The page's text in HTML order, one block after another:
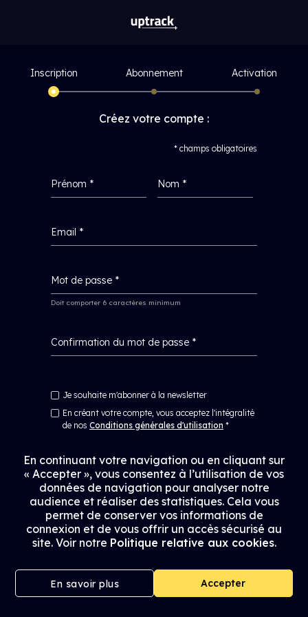
Inscription Abonnement Activation
Créez votre compte :
* champs obligatoires
Prénom * Nom *
Email *
Mot de passe *
Doit comporter 6 caractères minimum
Confirmation du mot de passe *
Je souhaite m'abonner à la newsletter
En créant votre compte, vous acceptez l'intégralité
de nos Conditions générales d'utilisation *
Je crée mon compte
Déjà inscrit ? Cliquez ici pour vous connecter
En continuant votre navigation ou en cliquant sur
« Accepter », vous consentez à l’utilisation de vos
données de navigation pour analyser notre
audience et réaliser des statistiques. Cela vous
permet de conserver vos informations de
connexion et de vous offrir un accès sécurisé au
site. Voir notre Politique relative aux cookies.
Accepter
En savoir plus